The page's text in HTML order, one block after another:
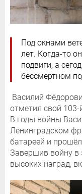
Под окнами
лет. Когда-то
подвиги, а
бессмертном
Василий
отметил свой
В годы войны
Ленинградском
батареей и
Завершив войну в
высоких наград,